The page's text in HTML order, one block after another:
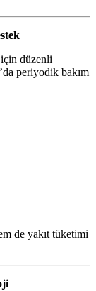
için düzenli
periyodik bakım
de yakıt tüketimi